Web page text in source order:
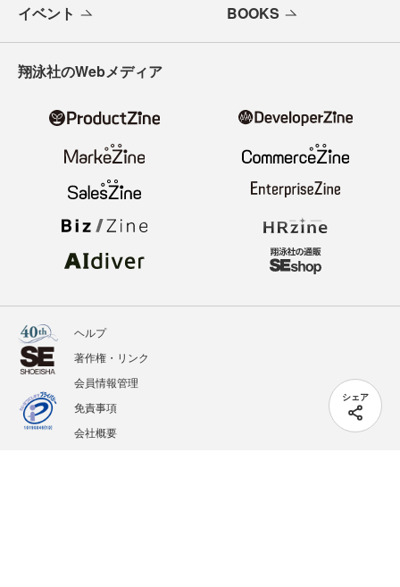
シェア
イベント BOOKS
翔泳社のWebメディア
ヘルプ
著作権・リンク
会員情報管理
免責事項
会社概要